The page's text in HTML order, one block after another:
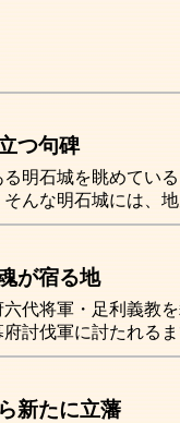
つ句碑
る明石城を眺めてい
そんな明石城には、
が宿る地
六代将軍・足利義教
府討伐軍に討たれる
新たに立藩